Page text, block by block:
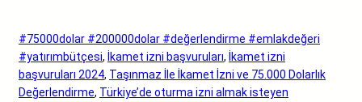
#75000dolar #200000dolar #değerlendirme #emlakdeğeri
#yatırımbütçesi, İkamet izni başvuruları, İkamet izni
başvuruları 2024, Taşınmaz İle İkamet İzni ve 75.000 Dolarlık
Değerlendirme, Türkiye’de oturma izni almak isteyen